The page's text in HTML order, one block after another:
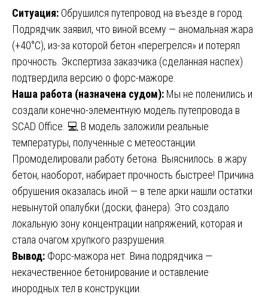
Ситуация: Обрушился путепровод на въезде в город.
Подрядчик заявил, что виной всему — аномальная жара
(+40°C), из-за которой бетон «перегрелся» и потерял
прочность. Экспертиза заказчика (сделанная наспех)
подтвердила версию о форс-мажоре.
Наша работа (назначена судом): Мы не поленились и
создали конечно-элементную модель путепровода в
SCAD Office. 💻 В модель заложили реальные
температуры, полученные с метеостанции.
Промоделировали работу бетона. Выяснилось: в жару
бетон, наоборот, набирает прочность быстрее! Причина
обрушения оказалась иной — в теле арки нашли остатки
невынутой опалубки (доски, фанера). Это создало
локальную зону концентрации напряжений, которая и
стала очагом хрупкого разрушения.
Вывод: Форс-мажора нет. Вина подрядчика —
некачественное бетонирование и оставление
инородных тел в конструкции.